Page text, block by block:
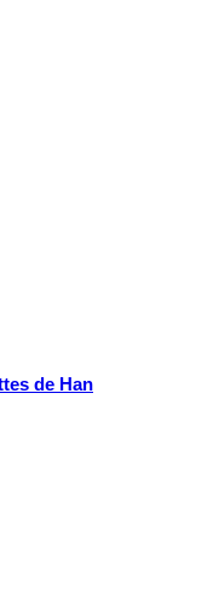
de Han